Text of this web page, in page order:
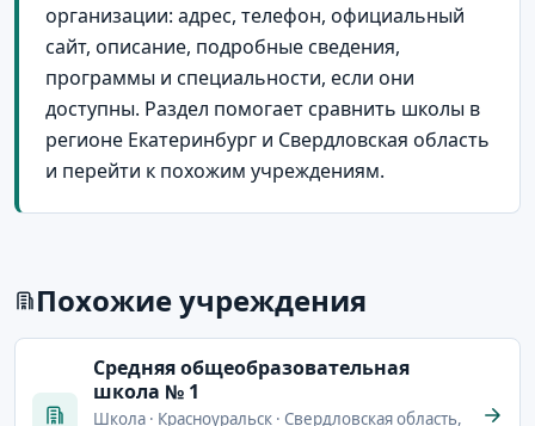
организации: адрес, телефон, официальный
сайт, описание, подробные сведения,
программы и специальности, если они
доступны. Раздел помогает сравнить школы в
регионе Екатеринбург и Свердловская область
и перейти к похожим учреждениям.
Похожие учреждения
Cредняя общеобразовательная
школа № 1
Школа · Красноуральск · Свердловская область,